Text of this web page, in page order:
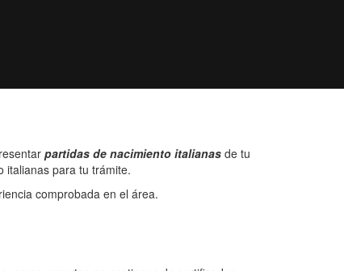
partidas de nacimiento italianas de tu
italianas para tu trámite.
comprobada en el área.